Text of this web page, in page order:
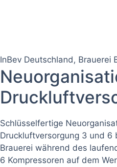
InBev Deutschland, Brauerei
Schlüsselfertige
Druckluftversorgung 3 und 6
Brauerei während des
6 Kompressoren auf dem